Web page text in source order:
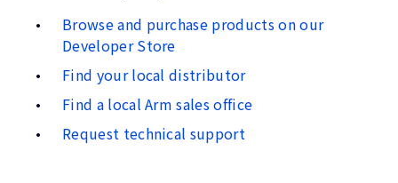
セキュリティ脆弱性の報告
グローバル本社
110 Fulbourn Road
Cambridge, UK
CB1 9NJ
Browse and purchase products on our
Developer Store
Find your local distributor
Find a local Arm sales office
Request technical support